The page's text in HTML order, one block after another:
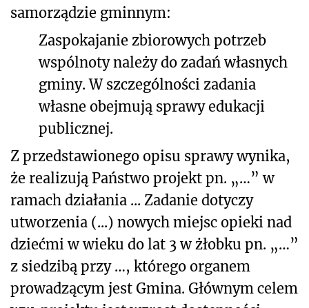
samorządzie gminnym:
Zaspokajanie zbiorowych potrzeb
wspólnoty należy do zadań własnych
gminy. W szczególności zadania
własne obejmują sprawyedukacji
publicznej.
Z przedstawionego opisu sprawy wynika,
że realizują Państwo projekt pn. „…” w
ramach działania ... Zadanie dotyczy
utworzenia (...) nowych miejsc opieki nad
dziećmi w wieku do lat 3 w żłobku pn. „…”
z siedzibą przy …, którego organem
prowadzącym jest Gmina. Głównym celem